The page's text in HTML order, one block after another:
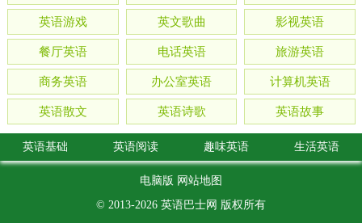
英语游戏 英文歌曲 影视英语
餐厅英语 电话英语 旅游英语
商务英语 办公室英语 计算机英语
英语散文 英语诗歌 英语故事
英语基础 英语阅读 趣味英语 生活英语
电脑版 网站地图
© 2013-2026 英语巴士网 版权所有